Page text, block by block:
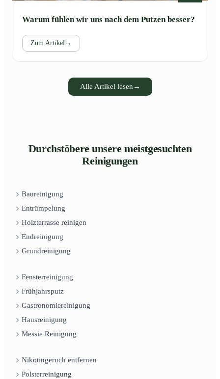
Warum fühlen wir uns nach dem Putzen besser?
Zum Artikel→
Alle Artikel lesen →
Durchstöbere unsere meistgesuchten
Reinigungen
Baureinigung
Entrümpelung
Holzterrasse reinigen
Endreinigung
Grundreinigung
Fensterreinigung
Frühjahrsputz
Gastronomiereinigung
Hausreinigung
Messie Reinigung
Nikotingeruch entfernen
Polsterreinigung